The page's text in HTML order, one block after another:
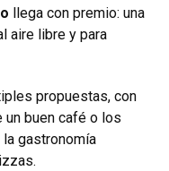
llega con premio: una
aire libre y para
propuestas, con
buen café o los
gastronomía